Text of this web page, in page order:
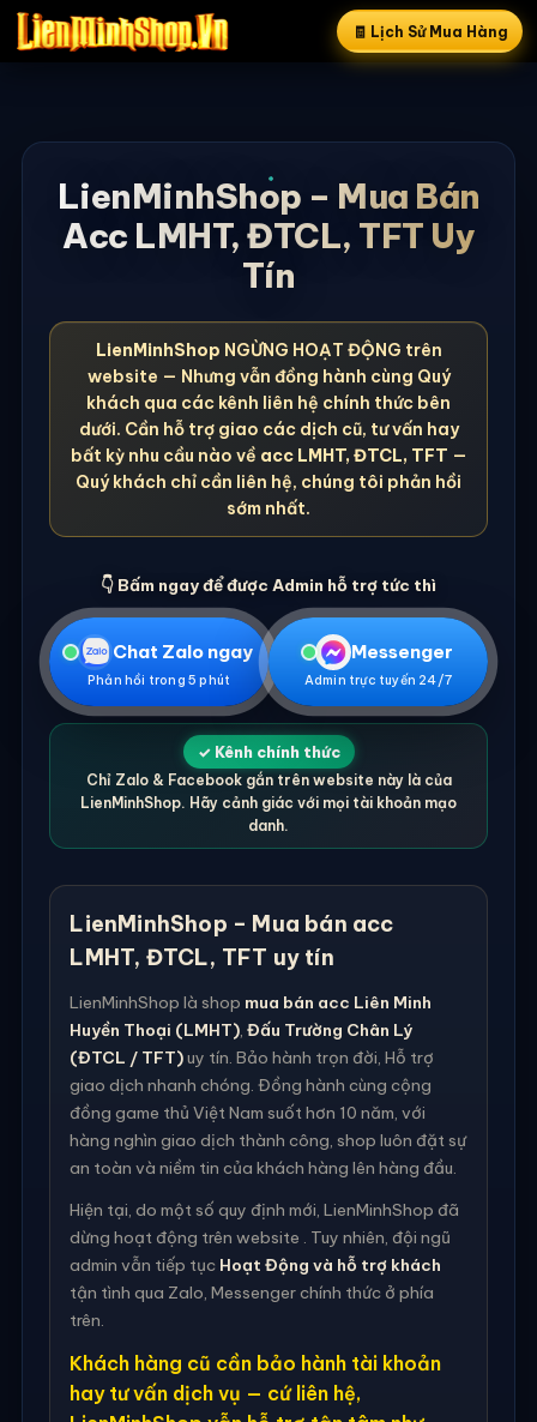
🧾 Lịch Sử Mua Hàng
LienMinhShop – Mua Bán
Acc LMHT, ĐTCL, TFT Uy
Tín
LienMinhShop NGỪNG HOẠT ĐỘNG trên
website — Nhưng vẫn đồng hành cùng Quý
khách qua các kênh liên hệ chính thức bên
dưới. Cần hỗ trợ giao các dịch cũ, tư vấn hay
bất kỳ nhu cầu nào về acc LMHT, ĐTCL, TFT —
Quý khách chỉ cần liên hệ, chúng tôi phản hồi
sớm nhất.
👇 Bấm ngay để được Admin hỗ trợ tức thì
Chat Zalo ngay
Phản hồi trong 5 phút
Messenger
Admin trực tuyến 24/7
✓ Kênh chính thức
Chỉ Zalo & Facebook gắn trên website này là của
LienMinhShop. Hãy cảnh giác với mọi tài khoản mạo
danh.
LienMinhShop – Mua bán acc
LMHT, ĐTCL, TFT uy tín
LienMinhShop là shop mua bán acc Liên Minh
Huyền Thoại (LMHT),Đấu Trường Chân Lý
(ĐTCL / TFT)uy tín. Bảo hành trọn đời, Hỗ trợ
giao dịch nhanh chóng. Đồng hành cùng cộng
đồng game thủ Việt Nam suốt hơn 10 năm, với
hàng nghìn giao dịch thành công, shop luôn đặt sự
an toàn và niềm tin của khách hàng lên hàng đầu.
Hiện tại, do một số quy định mới, LienMinhShop đã
dừng hoạt động trên website . Tuy nhiên, đội ngũ
admin vẫn tiếp tục Hoạt Động và hỗ trợ khách
tận tình qua Zalo, Messenger chính thức ở phía
trên.
Khách hàng cũ cần bảo hành tài khoản
hay tư vấn dịch vụ — cứ liên hệ,